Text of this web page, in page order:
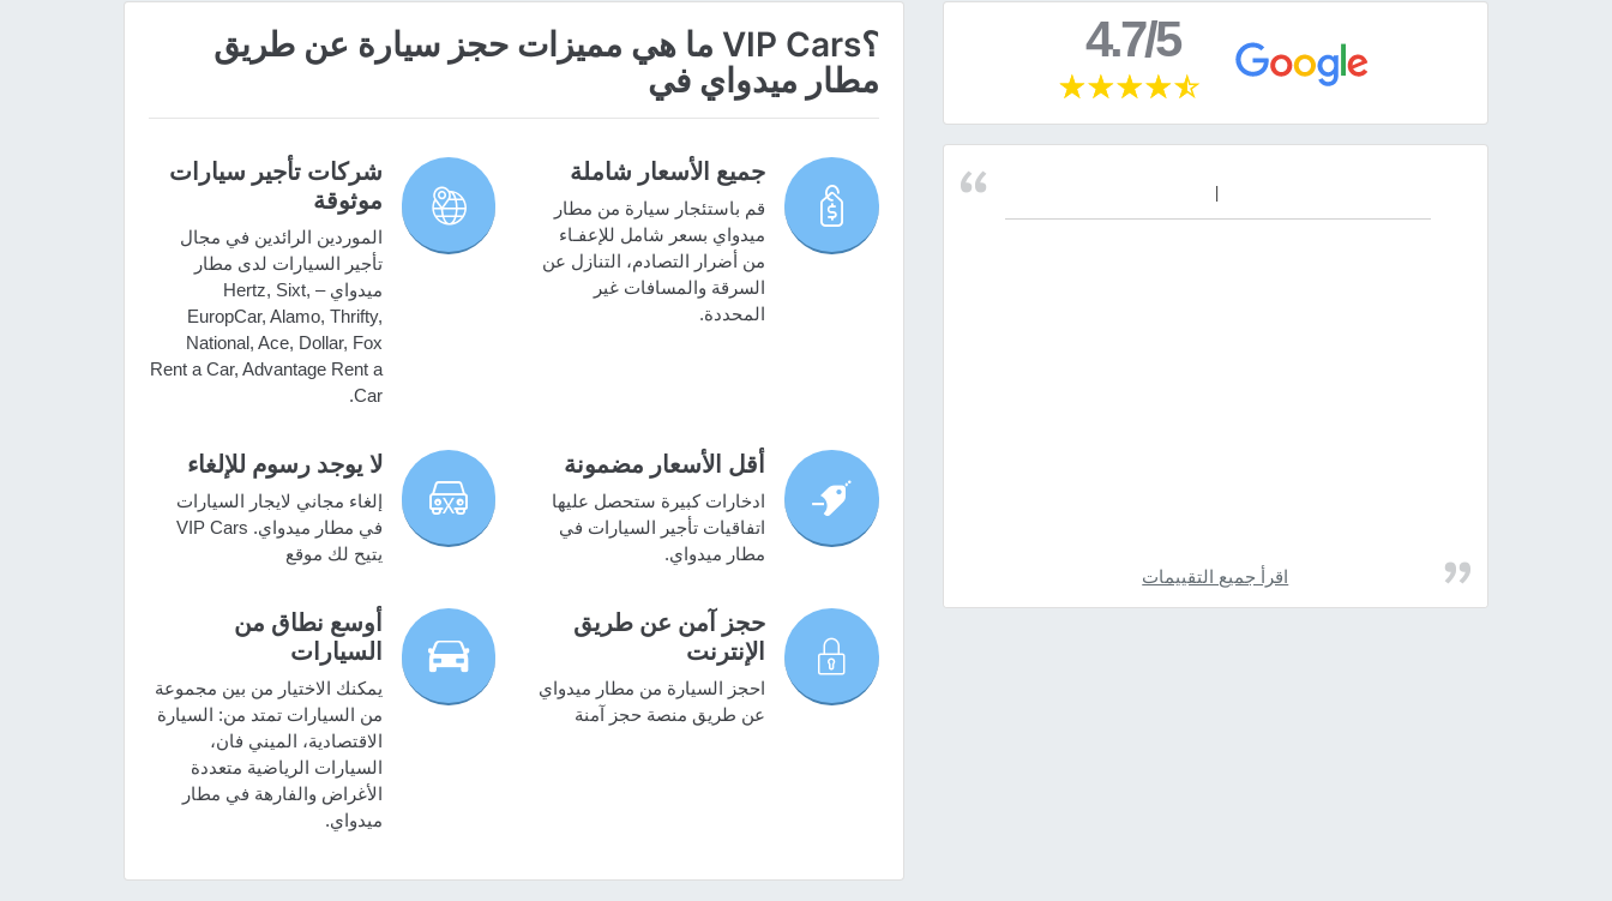
4.7/5
اقرأ جميع التقييمات
؟VIP Cars ما هي مميزات حجز سيارة عن طريق
مطار ميدواي في
جميع الأسعار شاملة
قم باستئجار سيارة من مطار
ميدواي بسعر شامل للإعفـاء
من أضرار التصادم، التنازل عن
السرقة والمسافات غير
المحددة.
شركات تأجير سيارات
موثوقة
الموردين الرائدين في مجال
تأجير السيارات لدى مطار
ميدواي – Hertz, Sixt,
EuropCar, Alamo, Thrifty,
National, Ace, Dollar, Fox
Rent a Car, Advantage Rent a
Car.
أقل الأسعار مضمونة
ادخارات كبيرة ستحصل عليها
اتفاقيات تأجير السيارات في
مطار ميدواي.
لا يوجد رسوم للإلغاء
إلغاء مجاني لايجار السيارات
في مطار ميدواي. VIP Cars
يتيح لك موقع
حجز آمن عن طريق
الإنترنت
احجز السيارة من مطار ميدواي
عن طريق منصة حجز آمنة
أوسع نطاق من
السيارات
يمكنك الاختيار من بين مجموعة
من السيارات تمتد من: السيارة
الاقتصادية، الميني فان،
السيارات الرياضية متعددة
الأغراض والفارهة في مطار
ميدواي.